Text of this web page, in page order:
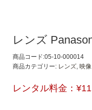
レンズ
商品コード:05-10-000014
商品カテゴリー: レンズ 映
レンタル料金：